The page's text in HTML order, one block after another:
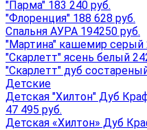
"Парма" 183 240 руб.
"Флоренция" 188 628 руб.
Спальня АУРА 194250 руб.
"Мартина" кашемир серый
"Скарлетт" ясень белый
"Скарлетт" дуб
Детские
Детская "Хилтон" Дуб
47 495 руб.
Детская «Хилтон» Дуб